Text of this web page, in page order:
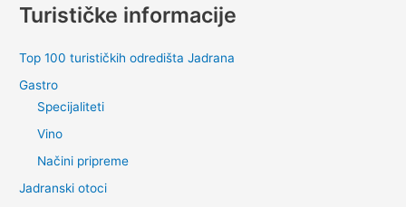
Turističke informacije
Top 100 turističkih odredišta Jadrana
Gastro
Specijaliteti
Vino
Načini pripreme
Jadranski otoci